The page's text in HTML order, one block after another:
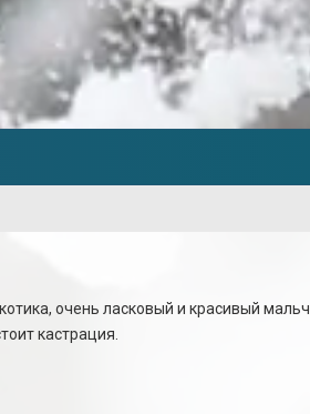
очень ласковый и красивый
кастрация.